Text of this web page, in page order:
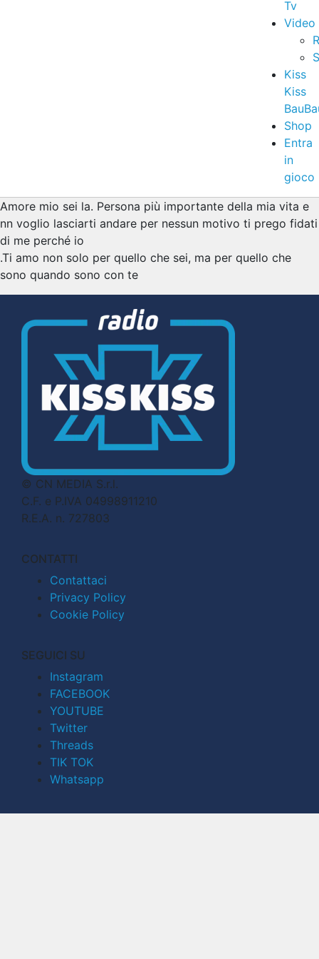
Tv
Video
Kiss
Kiss
Shop
Entra
in
gioco
Amore mio sei la. Persona più importante della mia vita e
nn voglio lasciarti andare per nessun motivo ti prego fidati
di me perché io
.Ti amo non solo per quello che sei, ma per quello che
sono quando sono con te
© CN MEDIA S.r.l.
C.F. e P.IVA 04998911210
R.E.A. n. 727803
CONTATTI
Contattaci
Privacy Policy
Cookie Policy
SEGUICI SU
Instagram
FACEBOOK
YOUTUBE
Twitter
Threads
TIK TOK
Whatsapp